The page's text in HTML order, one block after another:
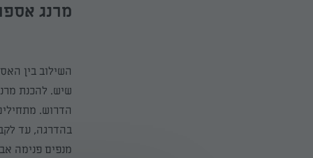
מרנג
השילוב בין
שיש. להכנת
הדרוש.
בהדרגה, עד
מנפים פנימה